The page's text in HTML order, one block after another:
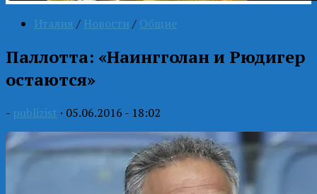
Италия / Новости / Общие
Паллотта: «Наингголан и Рюдигер
остаются»
- publizist · 05.06.2016 - 18:02